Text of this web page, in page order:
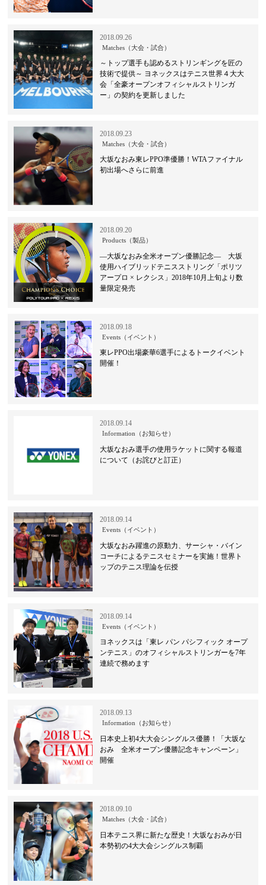
2018.09.26
Matches（大会・試合）
～トップ選手も認めるストリンギングを匠の
技術で提供～ ヨネックスはテニス世界４大大
会「全豪オープンオフィシャルストリンガ
ー」の契約を更新しました
2018.09.23
Matches（大会・試合）
大坂なおみ東レPPO準優勝！WTAファイナル
初出場へさらに前進
2018.09.20
Products（製品）
―大坂なおみ全米オープン優勝記念― 大坂
使用ハイブリッドテニスストリング「ポリツ
アープロ × レクシス」2018年10月上旬より数
量限定発売
2018.09.18
Events（イベント）
東レPPO出場豪華6選手によるトークイベント
開催！
2018.09.14
Information（お知らせ）
大坂なおみ選手の使用ラケットに関する報道
について（お詫びと訂正）
2018.09.14
Events（イベント）
大坂なおみ躍進の原動力、サーシャ・バイン
コーチによるテニスセミナーを実施！世界ト
ップのテニス理論を伝授
2018.09.14
Events（イベント）
ヨネックスは「東レ パン パシフィック オープ
ンテニス」のオフィシャルストリンガーを7年
連続で務めます
2018.09.13
Information（お知らせ）
日本史上初4大大会シングルス優勝！「大坂な
おみ 全米オープン優勝記念キャンペーン」
開催
2018.09.10
Matches（大会・試合）
日本テニス界に新たな歴史！大坂なおみが日
本勢初の4大大会シングルス制覇